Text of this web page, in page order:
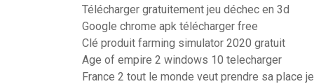
Télécharger gratuitement jeu déchec en 3d
Google chrome apk télécharger free
Clé produit farming simulator 2020 gratuit
Age of empire 2 windows 10 telecharger
France 2 tout le monde veut prendre sa place